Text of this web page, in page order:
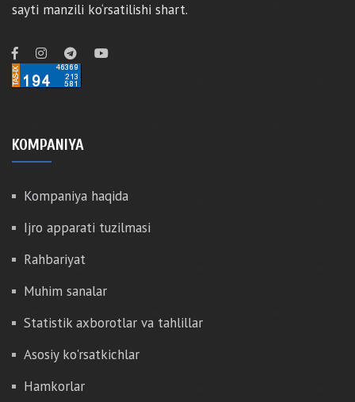
sayti manzili ko‘rsatilishi shart.
KOMPANIYA
Kompaniya haqida
Ijro apparati tuzilmasi
Rahbariyat
Muhim sanalar
Statistik axborotlar va tahlillar
Asosiy ko'rsatkichlar
Hamkorlar